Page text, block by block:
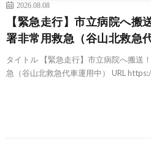
2026.08.08
【緊急走行】市立病院へ搬
署非常用救急（谷山北救急
タイトル 【緊急走行】市立病院へ搬送
急（谷山北救急代車運用中） URL